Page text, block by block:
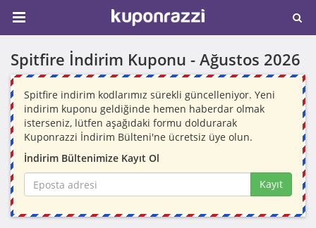
Spitfire İndirim Kuponu - Ağustos 2026
Spitfire indirim kodlarımız sürekli güncelleniyor. Yeni
indirim kuponu geldiğinde hemen haberdar olmak
isterseniz, lütfen aşağıdaki formu doldurarak
Kuponrazzi İndirim Bülteni'ne ücretsiz üye olun.
İndirim Bültenimize Kayıt Ol
Kayıt